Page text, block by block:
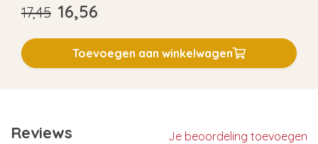
17,45 16,56
Toevoegen aan winkelwagen
Reviews
Je beoordeling toevoegen